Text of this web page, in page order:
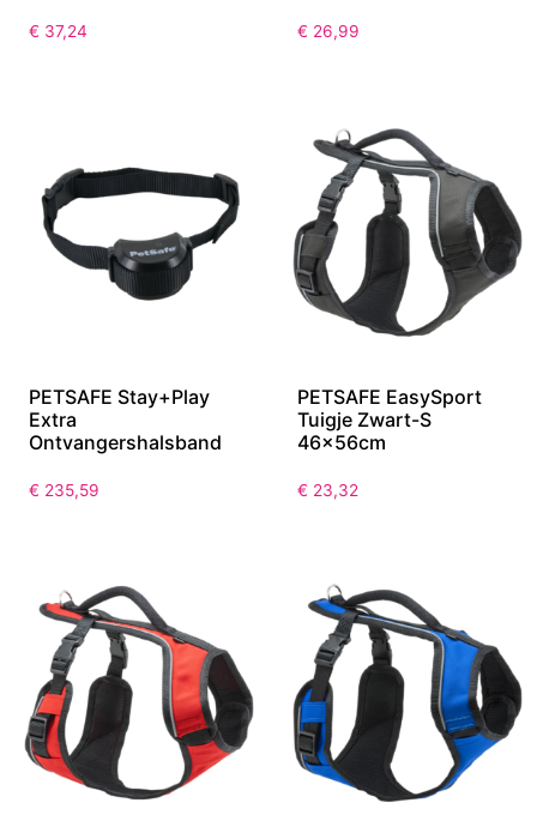
€ 37,24 € 26,99
PETSAFE Stay+Play
Extra
Ontvangershalsband
€ 235,59
PETSAFE EasySport
Tuigje Zwart-S
46x56cm
€ 23,32